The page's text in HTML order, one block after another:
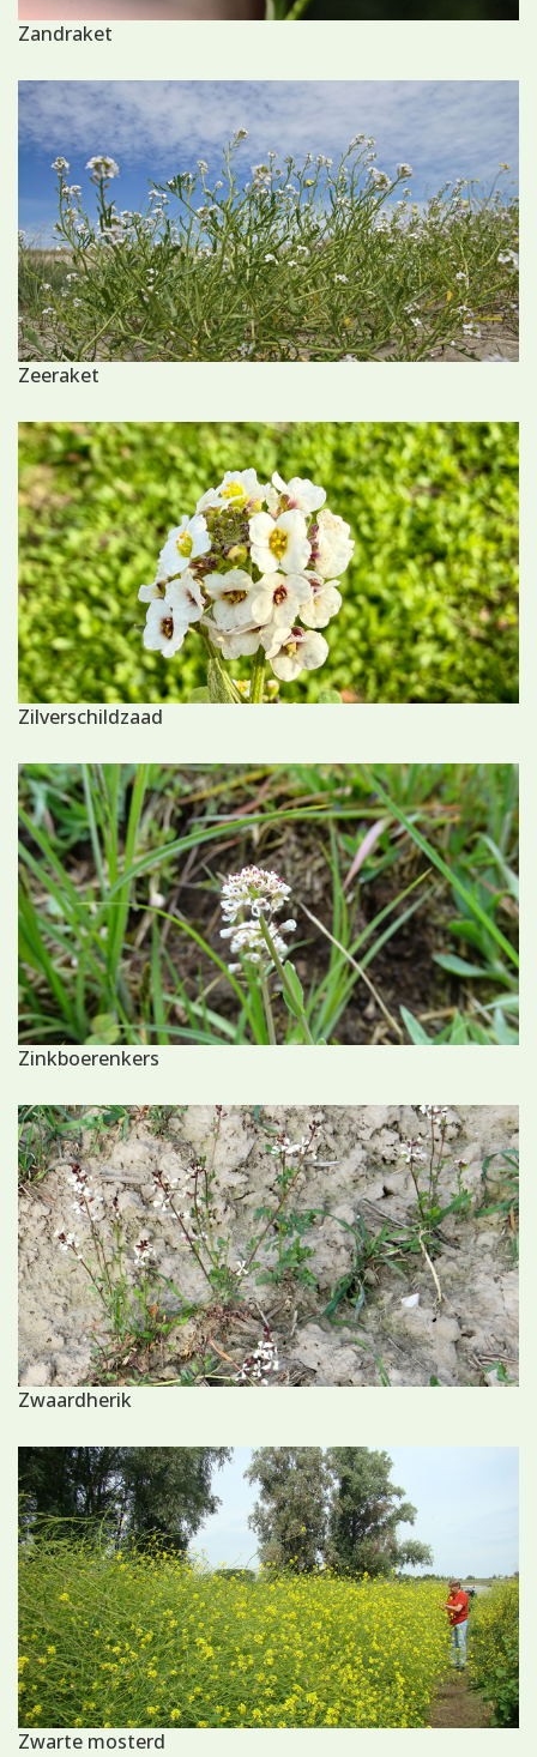
Zandraket
Zeeraket
Zilverschildzaad
Zinkboerenkers
Zwaardherik
Zwarte mosterd